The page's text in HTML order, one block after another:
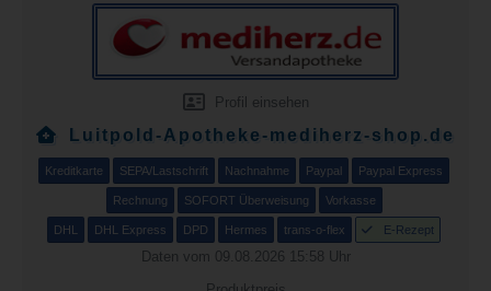
Profil einsehen
Luitpold-Apotheke-mediherz-shop.de
Kreditkarte SEPA/Lastschrift Nachnahme Paypal Paypal Express
Rechnung SOFORT Überweisung Vorkasse
DHL DHL Express DPD Hermes trans-o-flex E-Rezept
Daten vom 09.08.2026 15:58 Uhr